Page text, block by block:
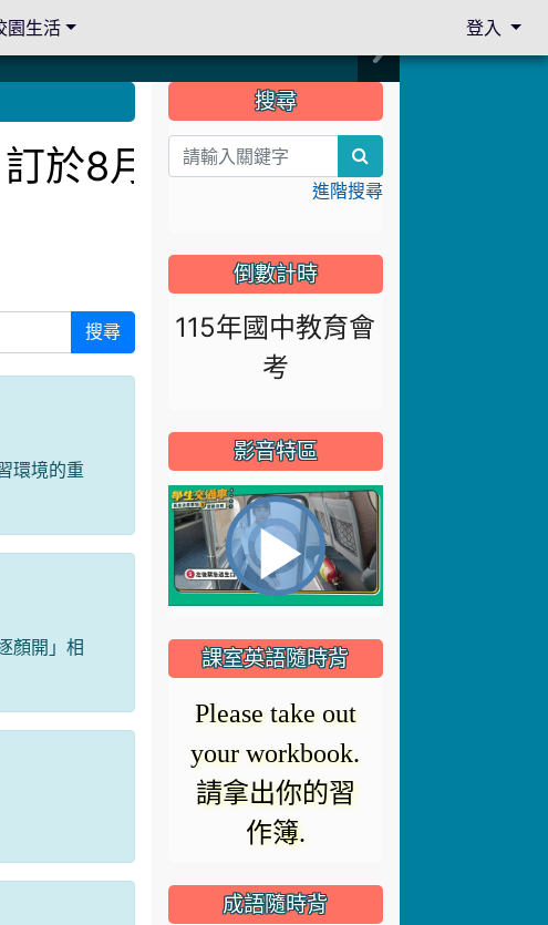
於8月13日下午14:30至
搜尋
環境的重
顏開」相
::: 搜尋
進階搜尋
倒數計時
115年國中教育會
考
影音特區
視
頻
放
器
正
在
載
入。
播
放
影
課室英語隨時背
Please take out
your workbook.
請拿出你的習
作簿.
成語隨時背
園生活 登入